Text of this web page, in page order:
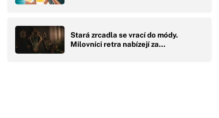
Stará zrcadla se vrací do módy.
Milovníci retra nabízejí za…